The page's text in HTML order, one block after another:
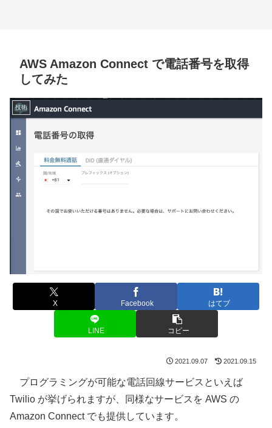
AWS Amazon Connect で電話番号を取得
してみた
技術
X Facebook はてブ
LINE コピー
2021.09.07 2021.09.15
プログラミングが可能な電話回線サービスといえば
Twilio が挙げられますが、同様なサービスを AWS の
Amazon Connect でも提供しています。